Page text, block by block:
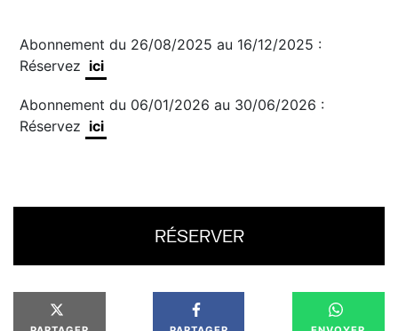
Abonnement du 26/08/2025 au 16/12/2025 :
Réservez ici
Abonnement du 06/01/2026 au 30/06/2026 :
Réservez ici
RÉSERVER